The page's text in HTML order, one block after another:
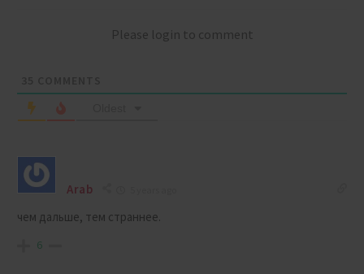
Please login to comment
Arab
чем дальше, тем страннее.
6